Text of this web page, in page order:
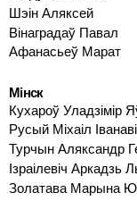
Шэін Аляксей
Вінаградаў Павал
Афанасьеў Марат
Мінск
Кухароў Уладзімір
Русый Міхаіл
Турчын Аляксандр
Ізраілевіч Аркадзь
Золатава Марына